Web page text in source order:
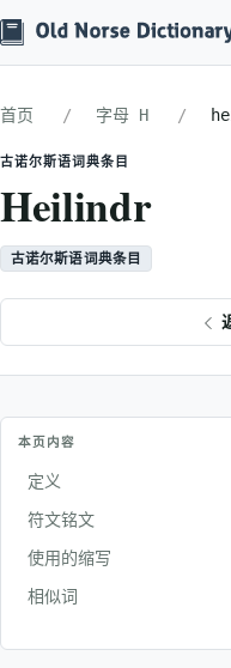
首页 字母 H
古诺尔斯语词典条目
Heilindr
古诺尔斯语词典条目
本页内容
定义
符文铭文
使用的缩写
相似词